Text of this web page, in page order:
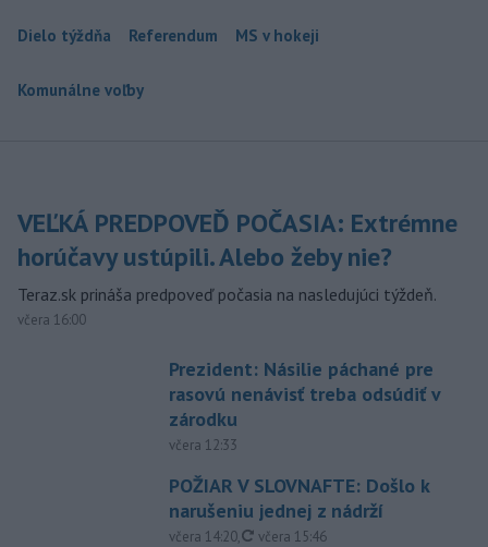
Dielo týždňa Referendum MS v hokeji
Komunálne voľby
VEĽKÁ PREDPOVEĎ POČASIA: Extrémne
horúčavy ustúpili. Alebo žeby nie?
Teraz.sk prináša predpoveď počasia na nasledujúci týždeň.
včera 16:00
Prezident: Násilie páchané pre
rasovú nenávisť treba odsúdiť v
zárodku
včera 12:33
POŽIAR V SLOVNAFTE: Došlo k
narušeniu jednej z nádrží
včera 14:20, aktualizované
včera 15:46